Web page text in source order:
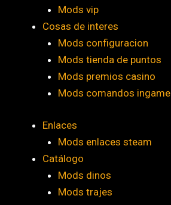
Mods vip
Cosas de interes
Mods configuracion
Mods tienda de puntos
Mods premios casino
Mods comandos ingame
Enlaces
Mods enlaces steam
Catálogo
Mods dinos
Mods trajes